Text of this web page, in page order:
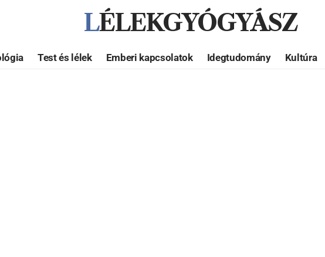
LÉLEKGYÓGYÁSZ
Test és lélek Emberi kapcsolatok Idegtudomány Kultúra